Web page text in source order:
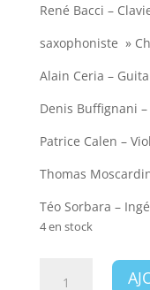
René Bacci –
saxophoniste »
Alain Ceria –
Denis Buffignani
Patrice Calen –
Thomas
Téo Sorbara –
4 en stock